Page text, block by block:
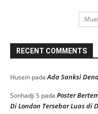
RECENT COMMENTS
Husein padaAda Sanksi
Sonhadji S pada Poster
Di London Tersebar Luas di